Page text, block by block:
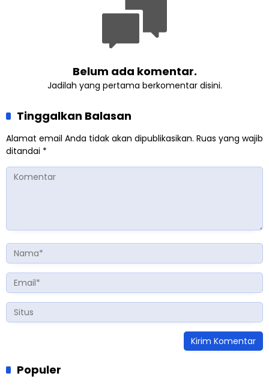
Belum ada komentar.
Jadilah yang pertama berkomentar disini.
Tinggalkan Balasan
Alamat email Anda tidak akan dipublikasikan. Ruas yang wajib
ditandai *
Populer